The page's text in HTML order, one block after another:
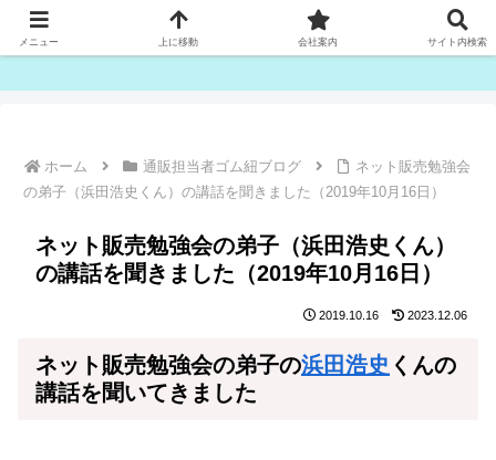
ゴム紐・平ゴム製造販売は津田産業直販部です
ホーム 通販担当者ゴム紐ブログ
ネット販売勉強会
の弟子（浜田浩史くん）の講話を聞きました（2019年10月16日）
ネット販売勉強会の弟子（浜田浩史くん）
の講話を聞きました（2019年10月16日）
2019.10.16 2023.12.06
ネット販売勉強会の弟子の浜田浩史 くんの
講話を聞いてきました
メニュー 上に移動 会社案内 サイト内検索